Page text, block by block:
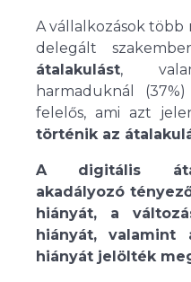
A vállalkozások több
delegált
átalakulást,
harmaduknál
felelős, ami azt
történik az
A digitális
akadályozó
hiányát, a
hiányát, valamint
hiányát jelölték